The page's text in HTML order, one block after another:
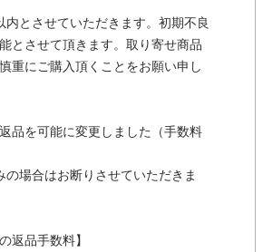
内とさせていただきます。初期不良
とさせて頂きます。取り寄せ商品
重にご購入頂くことをお願い申し
品を可能に変更しました（手数料
の場合はお断りさせていただきま
返品手数料】